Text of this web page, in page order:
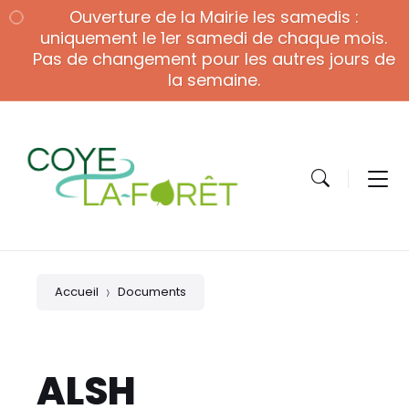
to
content
to
navigation
to
footer
Ouverture de la Mairie les samedis :
uniquement le 1er samedi de chaque mois.
Pas de changement pour les autres jours de
la semaine.
Accueil Documents
ALSH